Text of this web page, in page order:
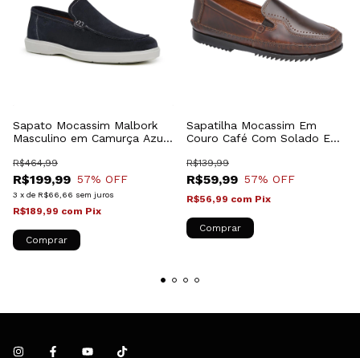
Sapato Mocassim Malbork
Masculino em Camurça Azul
R$199,99
R$464,99
57% OFF
3 x de R$66,66 sem juros
R$189,99 com Pix
Comprar
Sapatilha Mocassim Em
Couro Café Com Solado Em
R$59,99
R$139,99
57% OFF
R$56,99 com Pix
Comprar